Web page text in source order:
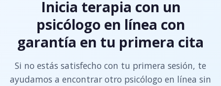
Inicia terapia con un
psicólogo en línea con
garantía en tu primera cita
Si no estás satisfecho con tu primera sesión, te
ayudamos a encontrar otro psicólogo en línea sin